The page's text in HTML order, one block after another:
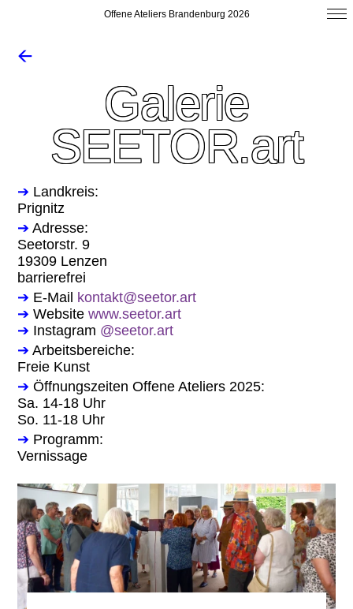
Offene Ateliers Brandenburg 2026
🡨
Galerie
SEETOR.art
➔ Landkreis:
Prignitz
➔ Adresse:
Seetorstr. 9
19309 Lenzen
barrierefrei
➔ E-Mail kontakt@seetor.art
➔ Websitewww.seetor.art
➔ Instagram @seetor.art
➔ Arbeitsbereiche:
Freie Kunst
➔ Öffnungszeiten Offene Ateliers 2025:
Sa. 14-18 Uhr
So. 11-18 Uhr
➔ Programm:
Vernissage